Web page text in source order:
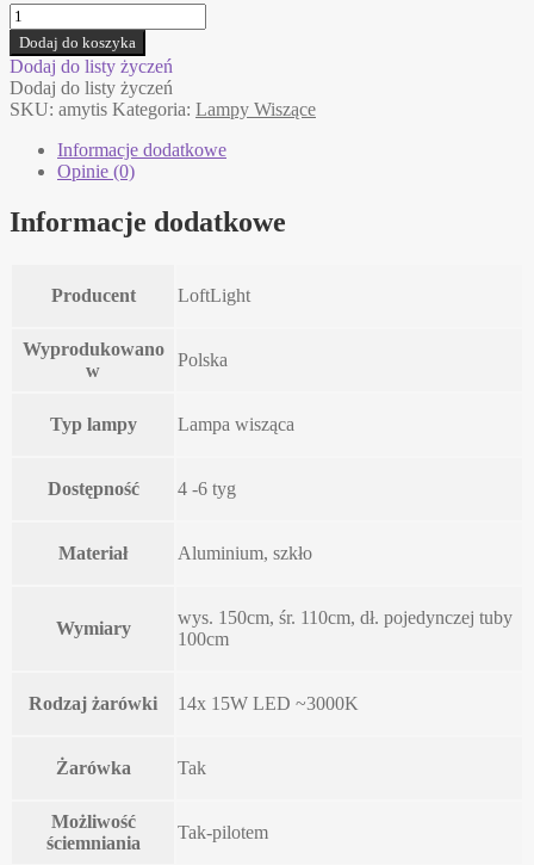
ilość
AMYTIS
LoftLight
lampa
wisząca
Dodaj do koszyka
Dodaj do listy życzeń
Dodaj do listy życzeń
SKU: amytis Kategoria: Lampy Wiszące
Informacje dodatkowe
Opinie (0)
Informacje dodatkowe
Producent LoftLight
Wyprodukowano
w
Polska
Typ lampy Lampa wisząca
Dostępność 4 -6 tyg
Materiał Aluminium, szkło
Wymiary
wys. 150cm, śr. 110cm, dł. pojedynczej tuby
100cm
Rodzaj żarówki 14x 15W LED ~3000K
Żarówka Tak
Możliwość
ściemniania
Tak-pilotem